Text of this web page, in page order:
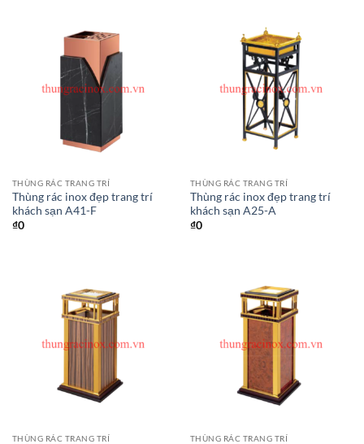
THÙNG RÁC TRANG TRÍ
Thùng rác inox đẹp trang trí
khách sạn A41-F
₫0
THÙNG RÁC TRANG TRÍ
Thùng rác inox đẹp trang trí
khách sạn A25-A
₫0
THÙNG RÁC TRANG TRÍ THÙNG RÁC TRANG TRÍ